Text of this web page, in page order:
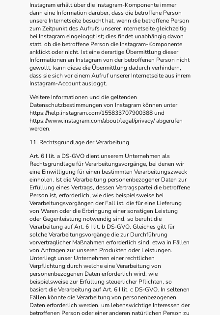
Instagram erhält über die Instagram-Komponente immer
dann eine Information darüber, dass die betroffene Person
unsere Internetseite besucht hat, wenn die betroffene Person
zum Zeitpunkt des Aufrufs unserer Internetseite gleichzeitig
bei Instagram eingeloggt ist; dies findet unabhängig davon
statt, ob die betroffene Person die Instagram-Komponente
anklickt oder nicht. Ist eine derartige Übermittlung dieser
Informationen an Instagram von der betroffenen Person nicht
gewollt, kann diese die Übermittlung dadurch verhindern,
dass sie sich vor einem Aufruf unserer Internetseite aus ihrem
Instagram-Account ausloggt.
Weitere Informationen und die geltenden
Datenschutzbestimmungen von Instagram können unter
https://help.instagram.com/155833707900388 und
https://www.instagram.com/about/legal/privacy/ abgerufen
werden.
11. Rechtsgrundlage der Verarbeitung
Art. 6 I lit. a DS-GVO dient unserem Unternehmen als
Rechtsgrundlage für Verarbeitungsvorgänge, bei denen wir
eine Einwilligung für einen bestimmten Verarbeitungszweck
einholen. Ist die Verarbeitung personenbezogener Daten zur
Erfüllung eines Vertrags, dessen Vertragspartei die betroffene
Person ist, erforderlich, wie dies beispielsweise bei
Verarbeitungsvorgängen der Fall ist, die für eine Lieferung
von Waren oder die Erbringung einer sonstigen Leistung
oder Gegenleistung notwendig sind, so beruht die
Verarbeitung auf Art. 6 I lit. b DS-GVO. Gleiches gilt für
solche Verarbeitungsvorgänge die zur Durchführung
vorvertraglicher Maßnahmen erforderlich sind, etwa in Fällen
von Anfragen zur unseren Produkten oder Leistungen.
Unterliegt unser Unternehmen einer rechtlichen
Verpflichtung durch welche eine Verarbeitung von
personenbezogenen Daten erforderlich wird, wie
beispielsweise zur Erfüllung steuerlicher Pflichten, so
basiert die Verarbeitung auf Art. 6 I lit. c DS-GVO. In seltenen
Fällen könnte die Verarbeitung von personenbezogenen
Daten erforderlich werden, um lebenswichtige Interessen der
betroffenen Person oder einer anderen natürlichen Person zu